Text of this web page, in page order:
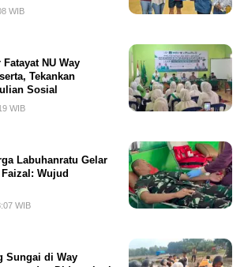
WIB
NU Way
Tekankan
Sosial
WIB
Labuhanratu Gelar
Wujud
WIB
Sungai di Way